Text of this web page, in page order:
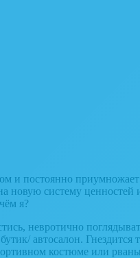
и постоянно
новую систему
я?
невротично
автосалон.
костюме или